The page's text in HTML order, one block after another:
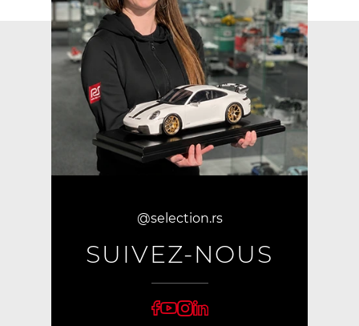
@selection.rs
SUIVEZ-NOUS